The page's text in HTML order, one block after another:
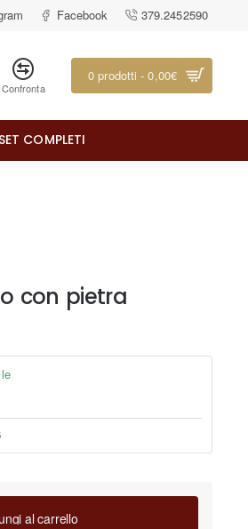
Facebook 379.2452590
Confronta
0 prodotti - 0,00€
SET COMPLETI
con pietra
al carrello